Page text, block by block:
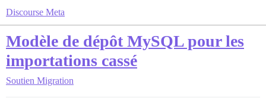
Discourse Meta
Modèle de dépôt MySQL pour les
importations cassé
Soutien Migration